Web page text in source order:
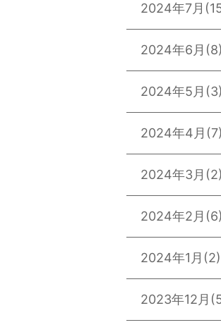
2024年7月
2024年6月 (8)
2024年5月 (3)
2024年4月 (7)
2024年3月 (2)
2024年2月 (6)
2024年1月 (2)
2023年12月